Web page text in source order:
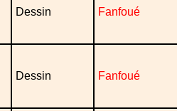
Dessin Fanfoué
Dessin Fanfoué